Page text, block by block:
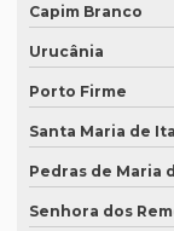
Preço tradução
Preço tradução
Preço de tradução
Preço tradução por
Capim Branco
Urucânia
Porto Firme
Santa Maria de
Pedras de Maria
Senhora dos